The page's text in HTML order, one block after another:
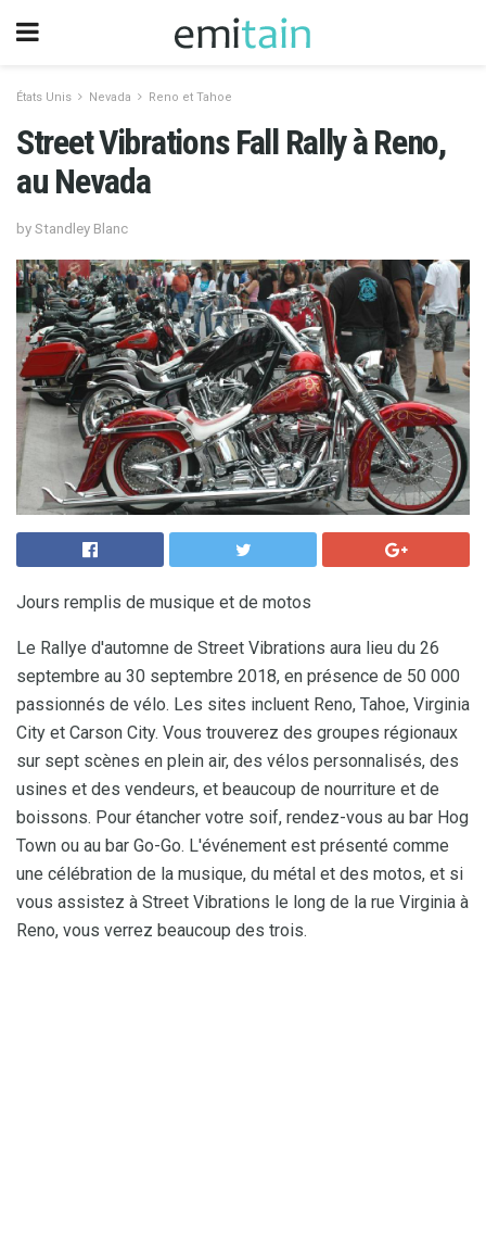
États Unis Nevada Reno et Tahoe
Street Vibrations Fall Rally à Reno,
au Nevada
by Standley Blanc
Jours remplis de musique et de motos
Le Rallye d'automne de Street Vibrations aura lieu du 26
septembre au 30 septembre 2018, en présence de 50 000
passionnés de vélo. Les sites incluent Reno, Tahoe, Virginia
City et Carson City. Vous trouverez des groupes régionaux
sur sept scènes en plein air, des vélos personnalisés, des
usines et des vendeurs, et beaucoup de nourriture et de
boissons. Pour étancher votre soif, rendez-vous au bar Hog
Town ou au bar Go-Go. L'événement est présenté comme
une célébration de la musique, du métal et des motos, et si
vous assistez à Street Vibrations le long de la rue Virginia à
Reno, vous verrez beaucoup des trois.